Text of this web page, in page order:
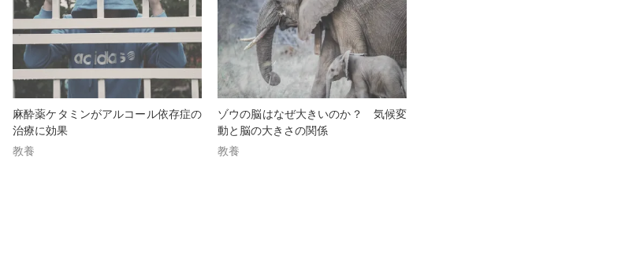
麻酔薬ケタミンがアルコール依存症の
治療に効果
教養
ゾウの脳はなぜ大きいのか？ 気候変
動と脳の大きさの関係
教養